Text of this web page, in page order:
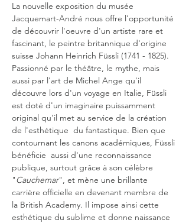
La nouvelle exposition du musée
Jacquemart-André nous offre l'opportunité
de découvrir l'oeuvre d'un artiste rare et
fascinant, le peintre britannique d'origine
suisse Johann Heinrich Füssli (1741 - 1825).
Passionné par le théâtre, le mythe, mais
aussi par l'art de Michel Ange qu'il
découvre lors d'un voyage en Italie, Füssli
est doté d'un imaginaire puissamment
original qu'il met au service de la création
de l'esthétique  du fantastique. Bien que
contournant les canons académiques, Füssli
bénéficie  aussi d'une reconnaissance
publique, surtout grâce à son célèbre
"Cauchemar", et mène une brillante
carrière officielle en devenant membre de
la British Academy. Il impose ainsi cette
esthétique du sublime et donne naissance